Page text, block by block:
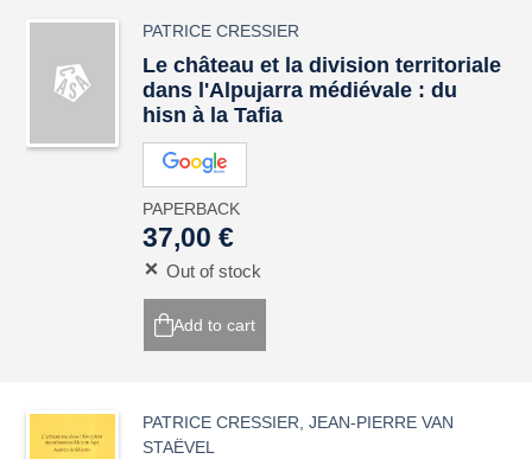
PATRICE CRESSIER
Le château et la division territoriale
dans l'Alpujarra médiévale : du
hisn à la Tafia
PAPERBACK
37,00 €
Out of stock
Add to cart
PATRICE CRESSIER ,JEAN-PIERRE VAN
STAËVEL